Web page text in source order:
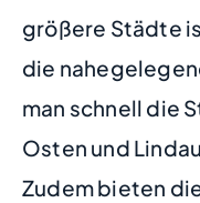
größere Städte
die
man schnell die
Osten und
Zudem bieten